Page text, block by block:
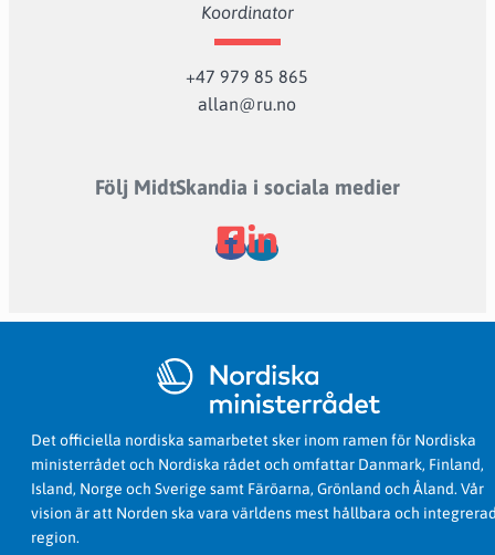
Koordinator
+47 979 85 865
allan@ru.no
Följ MidtSkandia i sociala medier
Det officiella nordiska samarbetet sker inom ramen för Nordiska
ministerrådet och Nordiska rådet och omfattar Danmark, Finland,
Island, Norge och Sverige samt Färöarna, Grönland och Åland. Vår
vision är att Norden ska vara världens mest hållbara och
region.